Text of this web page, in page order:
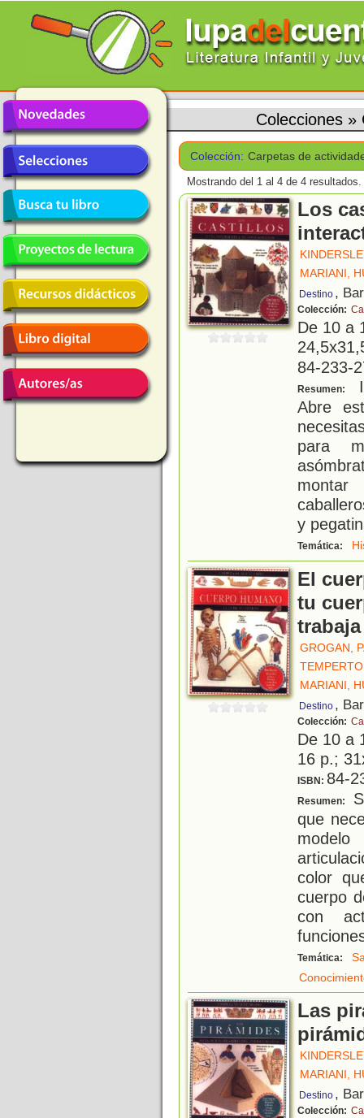
Colecciones »
Colección: Carpetas de
Mostrando del 1 al 4 de 4 resultados.
Los
MARIANI,
Destino ,
Colección:
De 10 a
84-233-
Resumen:
Abre
para
montar
y
Temática:
El
tu
GROGAN,
MARIANI,
Destino ,
Colección:
De 10 a
16 p.;
ISBN: 84-
Resumen:
que
color
cuerpo
con
Temática:
Las
MARIANI,
Destino ,
Colección: